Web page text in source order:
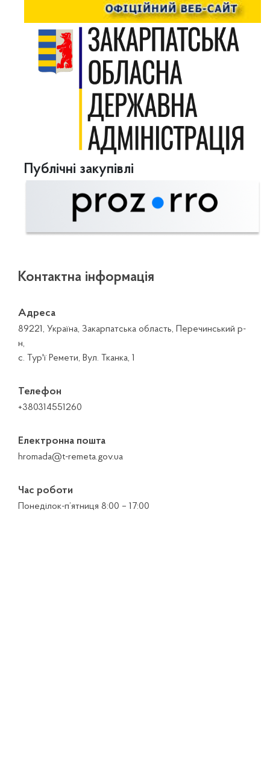
Публічні закупівлі
Контактна інформація
Адреса
89221, Україна, Закарпатська область, Перечинський р-
н,
с. Тур'ї Ремети, Вул. Тканка, 1
Телефон
+380314551260
Електронна пошта
hromada@t-remeta.gov.ua
Час роботи
Понеділок-п’ятниця 8:00 – 17:00